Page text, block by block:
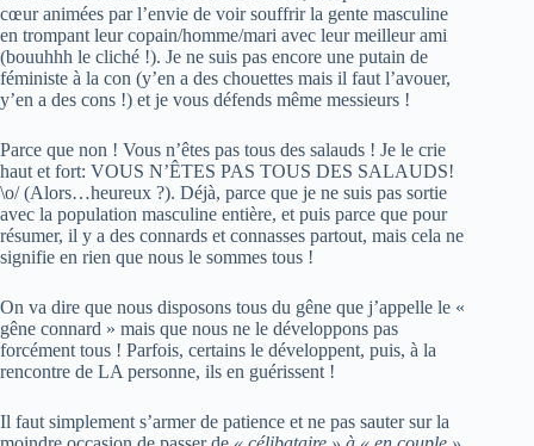
cœur animées par l’envie de voir souffrir la gente masculine
en trompant leur copain/homme/mari avec leur meilleur ami
(bouuhhh le cliché !). Je ne suis pas encore une putain de
féministe à la con (y’en a des chouettes mais il faut l’avouer,
y’en a des cons !) et je vous défends même messieurs !
Parce que non ! Vous n’êtes pas tous des salauds ! Je le crie
haut et fort: VOUS N’ÊTES PAS TOUS DES SALAUDS!
\o/ (Alors…heureux ?). Déjà, parce que je ne suis pas sortie
avec la population masculine entière, et puis parce que pour
résumer, il y a des connards et connasses partout, mais cela ne
signifie en rien que nous le sommes tous !
On va dire que nous disposons tous du gêne que j’appelle le «
gêne connard » mais que nous ne le développons pas
forcément tous ! Parfois, certains le développent, puis, à la
rencontre de LA personne, ils en guérissent !
Il faut simplement s’armer de patience et ne pas sauter sur la